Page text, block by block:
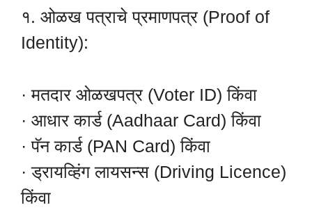
१. ओळख पत्राचे प्रमाणपत्र (Proof of
Identity):
· मतदार ओळखपत्र (Voter ID) किंवा
· आधार कार्ड (Aadhaar Card) किंवा
· पॅन कार्ड (PAN Card) किंवा
· ड्रायव्हिंग लायसन्स (Driving Licence)
किंवा